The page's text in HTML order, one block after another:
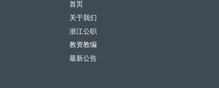
首页
关于我们
浙江公职
教资教编
最新公告